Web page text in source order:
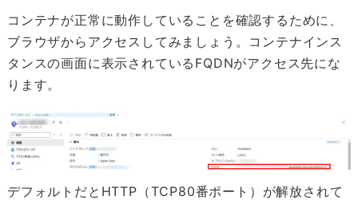
コンテナが正常に動作していることを確認するために、
ブラウザからアクセスしてみましょう。コンテナインス
タンスの画面に表示されているFQDNがアクセス先にな
ります。
デフォルトだとHTTP（TCP80番ポート）が解放されて